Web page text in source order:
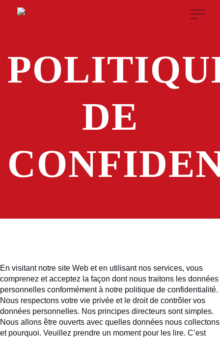
DE
En visitant notre site Web et en utilisant nos services, vous
comprenez et acceptez la façon dont nous traitons les données
personnelles conformément à notre politique de confidentialité.
Nous respectons votre vie privée et le droit de contrôler vos
données personnelles. Nos principes directeurs sont simples.
Nous allons être ouverts avec quelles données nous collectons
et pourquoi. Veuillez prendre un moment pour les lire. C’est